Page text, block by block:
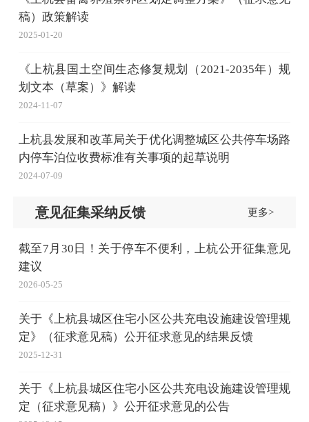
稿）政策解读
2025-01-20
《上杭县国土空间生态修复规划（2021-2035年）规
划文本（草案）》解读
2024-11-07
上杭县发展和改革局关于优化调整城区公共停车场路
内停车泊位收费标准有关事项的起草说明
2024-07-09
意见征集采纳反馈 更多>
截至7月30日！关于停车不便利，上杭公开征集意见
建议
2026-05-25
关于《上杭县城区住宅小区公共充电设施建设管理规
定》（征求意见稿）公开征求意见的结果反馈
2025-12-31
关于《上杭县城区住宅小区公共充电设施建设管理规
定（征求意见稿）》公开征求意见的公告